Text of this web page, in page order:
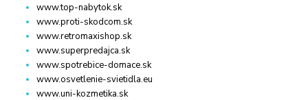
www.top-nabytok.sk
www.proti-skodcom.sk
www.retromaxishop.sk
www.superpredajca.sk
www.spotrebice-domace.sk
www.osvetlenie-svietidla.eu
www.uni-kozmetika.sk